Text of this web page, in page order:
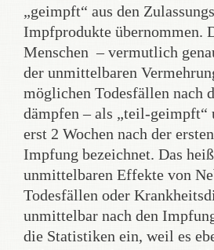
„geimpft“ aus den
Impfprodukte übernommen.
Menschen – vermutlich
der unmittelbaren
möglichen Todesfällen nach
dämpfen – als „teil-geimpft“
erst 2 Wochen nach der
Impfung bezeichnet. Das
unmittelbaren Effekte von
Todesfällen oder
unmittelbar nach den
die Statistiken ein, weil es